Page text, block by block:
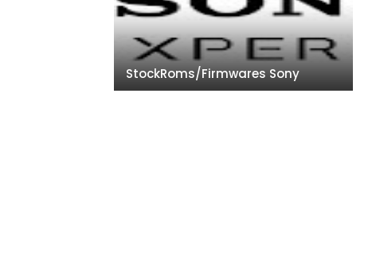
StockRoms/Firmwares Sony